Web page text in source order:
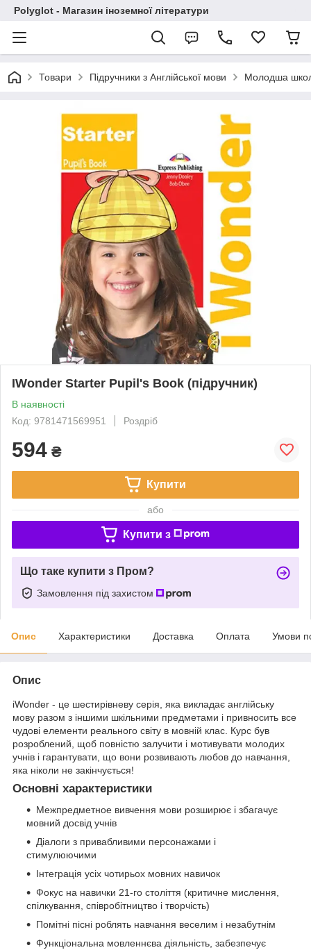
Polyglot - Магазин іноземної літератури
Товари Підручники з Англійської мови Молодша
IWonder Starter Pupil's Book (підручник)
В наявності
Код: 9781471569951
Роздріб
594 ₴
Купити
або
Купити з
Що таке купити з Пром?
Замовлення під захистом
Опис Характеристики Доставка Оплата Умови
Опис
iWonder - це шестирівневу серія, яка викладає англійську
мову разом з іншими шкільними предметами і привносить все
чудові елементи реального світу в мовній клас. Курс був
розроблений, щоб повністю залучити і мотивувати молодих
учнів і гарантувати, що вони розвивають любов до навчання,
яка ніколи не закінчується!
Основні характеристики
Межпредметное вивчення мови розширює і збагачує
мовний досвід учнів
Діалоги з привабливими персонажами і
стимулюючими
Інтеграція усіх чотирьох мовних навичок
Фокус на навички 21-го століття (критичне мислення,
спілкування, співробітництво і творчість)
Помітні пісні роблять навчання веселим і незабутнім
Функціональна мовленнєва діяльність, забезпечує